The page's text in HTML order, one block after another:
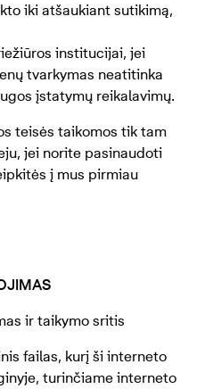
iki atšaukiant sutikimą,
institucijai, jei
tvarkymas neatitinka
įstatymų reikalavimų.
teisės taikomos tik tam
jei norite pasinaudoti
į mus pirmiau
ir taikymo sritis
failas, kurį ši interneto
turinčiame interneto